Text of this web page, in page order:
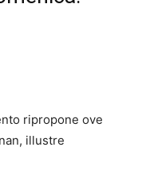
ripropone ove
illustre